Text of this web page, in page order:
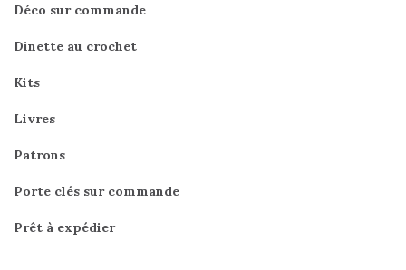
Déco sur commande
Dinette au crochet
Kits
Livres
Patrons
Porte clés sur commande
Prêt à expédier